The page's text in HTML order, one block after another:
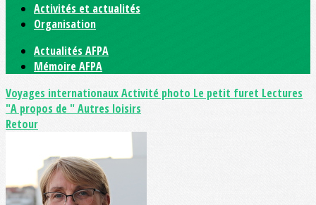
Activités et actualités
Organisation
Actualités AFPA
Mémoire AFPA
Voyages internationauxActivité photo Le petit furet Lectures
"A propos de "Autres loisirs
Retour